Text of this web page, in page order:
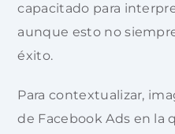
capacitado para
aunque esto no
éxito.
Para contextualizar,
de Facebook Ads en la